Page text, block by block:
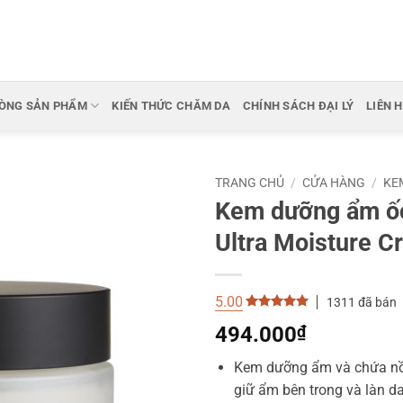
SẢN PHẨM KIẾN THỨC CHĂM DA CHÍNH SÁCH ĐẠI LÝ LIÊN
TRANG CHỦ / CỬA HÀNG /
Kem dưỡng ẩm
Ultra Moisture
5.00
5
1311 đã bán
494.000₫
Kem dưỡng ẩm và chứa
giữ ẩm bên trong và làn